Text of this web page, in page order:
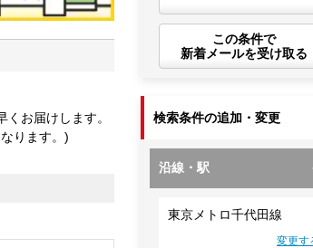
お届けします。
ります。)
この条件で
新着メールを受け取る
検索条件の追加・変更
沿線・駅
東京メトロ千代田線
変更す